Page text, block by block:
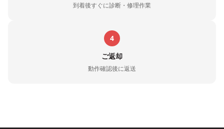
到着後すぐに診断・修理作業
4
ご返却
動作確認後に返送